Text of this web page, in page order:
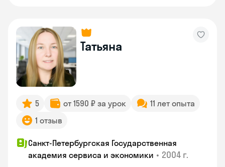
Татьяна
5 от 1590 ₽ за урок
11 лет опыта
1 отзыв
Санкт-Петербургская Государственная
академия сервиса и экономики • 2004 г.